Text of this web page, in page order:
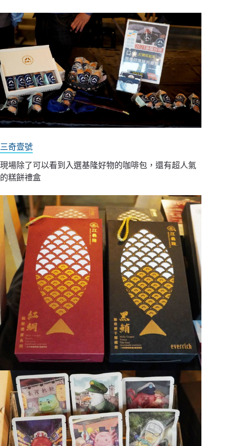
三奇壹號
現場除了可以看到入選基隆好物的咖啡包，還有超人氣
的糕餅禮盒